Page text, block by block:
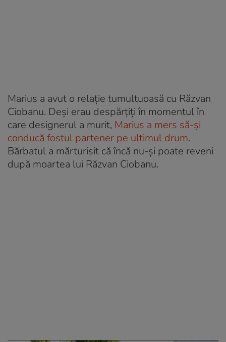
Marius a avut o relație tumultuoasă cu Răzvan
Ciobanu. Deși erau despărțiți în momentul în
care designerul a murit, Marius a mers să-și
conducă fostul partener pe ultimul drum.
Bărbatul a mărturisit că încă nu-și poate reveni
după moartea lui Răzvan Ciobanu.